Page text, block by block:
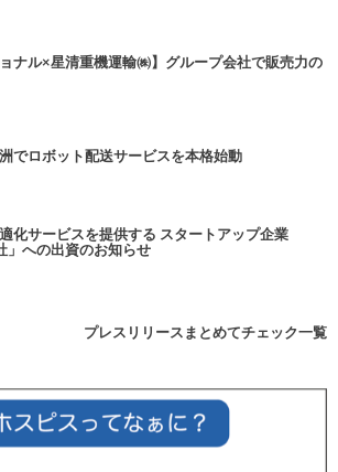
ナル×星清重機運輸㈱】グループ会社で販売力の
でロボット配送サービスを本格始動
化サービスを提供する スタートアップ企業
」への出資のお知らせ
プレスリリースまとめてチェック一覧